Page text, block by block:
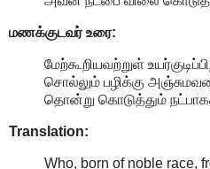
மணக்குடவர் உரை:
மேற்கூறியவற்றுள்
சொல்லும் பழிக்கு
தொன்று கொடுத்தும்
Translation:
Who, born of noble race,